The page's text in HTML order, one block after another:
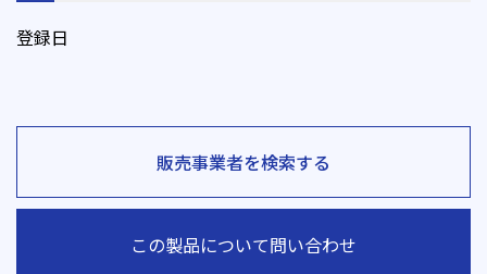
登録日
販売事業者を検索する
この製品について問い合わせ